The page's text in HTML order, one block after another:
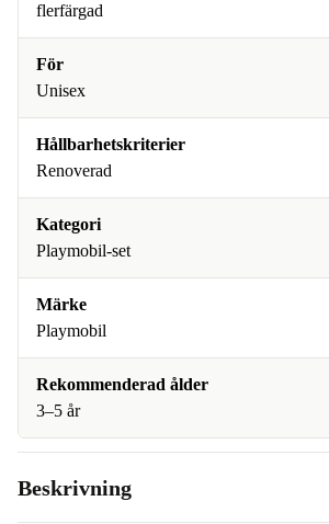
flerfärgad
För
Unisex
Hållbarhetskriterier
Renoverad
Kategori
Playmobil-set
Märke
Playmobil
Rekommenderad ålder
3–5 år
Beskrivning